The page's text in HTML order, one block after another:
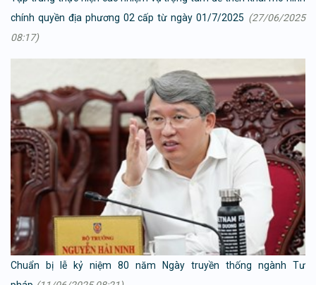
chính quyền địa phương 02 cấp từ ngày 01/7/2025 (27/06/2025
08:17)
Chuẩn bị lễ kỷ niệm 80 năm Ngày truyền thống ngành Tư